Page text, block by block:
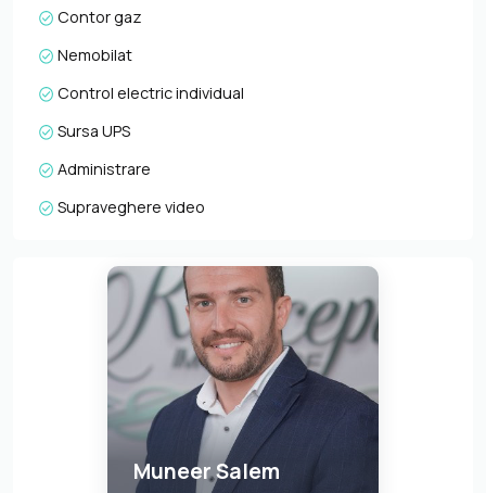
Contor gaz
Nemobilat
Control electric individual
Sursa UPS
Administrare
Supraveghere video
Muneer Salem